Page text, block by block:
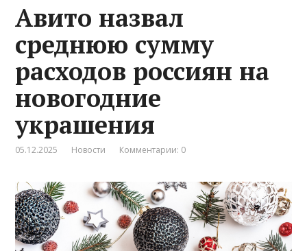
Авито назвал
среднюю сумму
расходов россиян на
новогодние
украшения
05.12.2025 Новости Комментарии: 0